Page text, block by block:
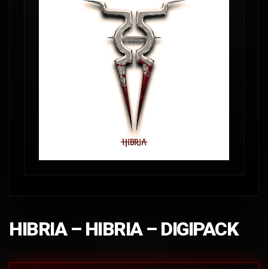
HIBRIA – HIBRIA – DIGIPACK